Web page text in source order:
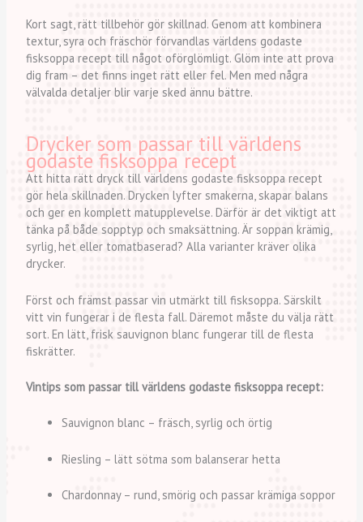
Kort sagt, rätt tillbehör gör skillnad. Genom att kombinera
textur, syra och fräschör förvandlas världens godaste
fisksoppa recept till något oförglömligt. Glöm inte att prova
dig fram – det finns inget rätt eller fel. Men med några
välvalda detaljer blir varje sked ännu bättre.
Drycker som passar till världens
godaste fisksoppa recept
Att hitta rätt dryck till världens godaste fisksoppa recept
gör hela skillnaden. Drycken lyfter smakerna, skapar balans
och ger en komplett matupplevelse. Därför är det viktigt att
tänka på både sopptyp och smaksättning. Är soppan krämig,
syrlig, het eller tomatbaserad? Alla varianter kräver olika
drycker.
Först och främst passar vin utmärkt till fisksoppa. Särskilt
vitt vin fungerar i de flesta fall. Däremot måste du välja rätt
sort. En lätt, frisk sauvignon blanc fungerar till de flesta
fiskrätter.
Vintips som passar till världens godaste fisksoppa recept:
Sauvignon blanc – fräsch, syrlig och örtig
Riesling – lätt sötma som balanserar hetta
Chardonnay – rund, smörig och passar krämiga soppor